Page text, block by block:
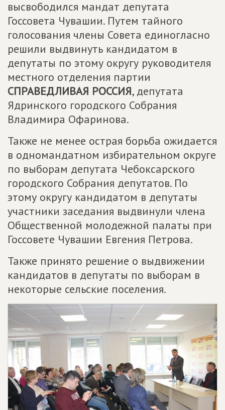
высвободился мандат депутата
Госсовета Чувашии. Путем тайного
голосования члены Совета единогласно
решили выдвинуть кандидатом в
депутаты по этому округу руководителя
местного отделения партии
СПРАВЕДЛИВАЯ РОССИЯ, депутата
Ядринского городского Собрания
Владимира Офаринова.
Также не менее острая борьба ожидается
в одномандатном избирательном округе
по выборам депутата Чебоксарского
городского Собрания депутатов. По
этому округу кандидатом в депутаты
участники заседания выдвинули члена
Общественной молодежной палаты при
Госсовете Чувашии Евгения Петрова.
Также принято решение о выдвижении
кандидатов в депутаты по выборам в
некоторые сельские поселения.